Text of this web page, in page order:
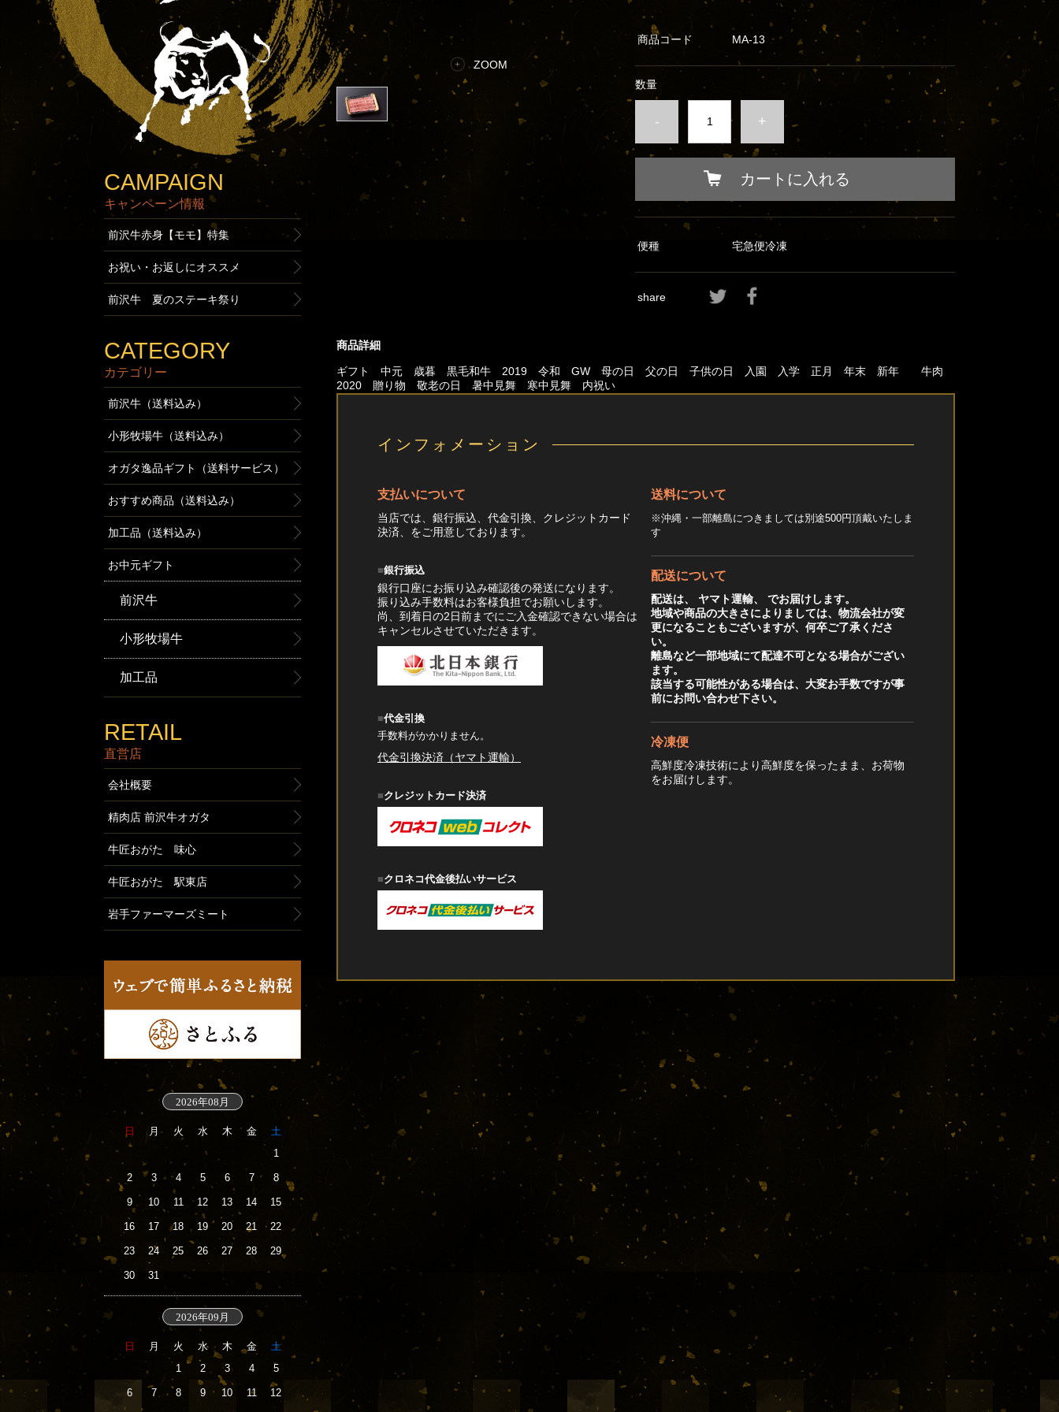
ZOOM
商品コード MA-13
数量
- +
カートに入れる
便種 宅急便冷凍
share
商品詳細
ギフト 中元 歳暮 黒毛和牛 2019 令和 GW 母の日 父の日 子供の日 入園 入学 正月 年末 新年 牛肉
2020 贈り物 敬老の日 暑中見舞 寒中見舞 内祝い
インフォメーション
支払いについて
当店では、銀行振込、代金引換、クレジットカード
決済、をご用意しております。
銀行振込
銀行口座にお振り込み確認後の発送になります。
振り込み手数料はお客様負担でお願いします。
尚、到着日の2日前までにご入金確認できない場合は
キャンセルさせていただきます。
代金引換
手数料がかかりません。
代金引換決済（ヤマト運輸）
クレジットカード決済
クロネコ代金後払いサービス
送料について
※沖縄・一部離島につきましては別途500円頂戴いたしま
す
配送について
配送は、 ヤマト運輸、 でお届けします。
地域や商品の大きさによりましては、物流会社が変
更になることもございますが、何卒ご了承くださ
い。
離島など一部地域にて配達不可となる場合がござい
ます。
該当する可能性がある場合は、大変お手数ですが事
前にお問い合わせ下さい。
冷凍便
高鮮度冷凍技術により高鮮度を保ったまま、お荷物
をお届けします。
CAMPAIGN
キャンペーン情報
前沢牛赤身【モモ】特集
お祝い・お返しにオススメ
前沢牛 夏のステーキ祭り
CATEGORY
カテゴリー
前沢牛（送料込み）
小形牧場牛（送料込み）
オガタ逸品ギフト（送料サービス）
おすすめ商品（送料込み）
加工品（送料込み）
お中元ギフト
前沢牛
小形牧場牛
加工品
RETAIL
直営店
会社概要
精肉店 前沢牛オガタ
牛匠おがた 味心
牛匠おがた 駅東店
岩手ファーマーズミート
2026年08月
日 月 火 水 木 金
土
1
2 3 4 5 6 7 8
9 10 11 12 13 14 15
16 17 18 19 20 21 22
23 24 25 26 27 28 29
30 31
2026年09月
日 月 火 水 木 金
土
1
2 3 4 5
6 7 8 9 10 11 12